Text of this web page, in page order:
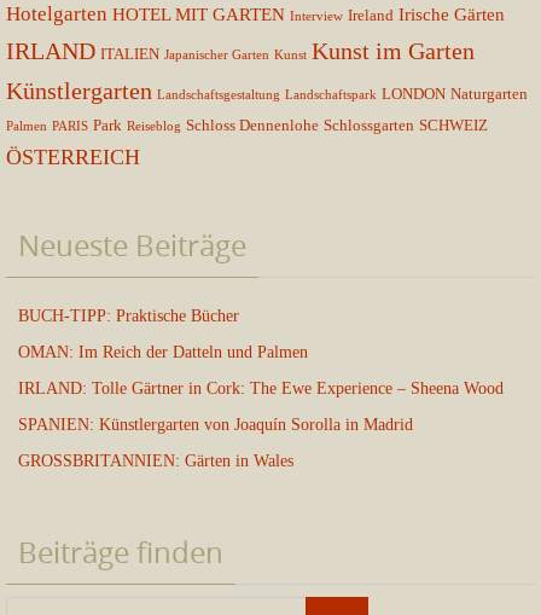
Hotelgarten HOTEL MIT GARTEN Interview Ireland Irische Gärten
IRLAND ITALIEN Japanischer Garten Kunst Kunst im Garten
Künstlergarten Landschaftsgestaltung Landschaftspark LONDON Naturgarten
Palmen PARIS Park Reiseblog Schloss Dennenlohe Schlossgarten SCHWEIZ
ÖSTERREICH
Neueste Beiträge
BUCH-TIPP: Praktische Bücher
OMAN: Im Reich der Datteln und Palmen
IRLAND: Tolle Gärtner in Cork: The Ewe Experience – Sheena Wood
SPANIEN: Künstlergarten von Joaquín Sorolla in Madrid
GROSSBRITANNIEN: Gärten in Wales
Beiträge finden